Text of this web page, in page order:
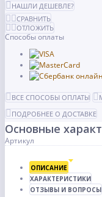
НАШЛИ ДЕШЕВЛЕ?
СРАВНИТЬ
ОТЛОЖИТЬ
Способы оплаты
ВСЕ СПОСОБЫ ОПЛАТЫ
ПОДРОБНЕЕ О ДОСТАВКЕ
Основные
Артикул
ОПИСАНИЕ
ХАРАКТЕРИСТИКИ
ОТЗЫВЫ И ВОПРОСЫ